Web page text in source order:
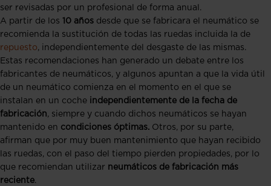
ser revisadas por un profesional de forma anual.
A partir de los 10 años desde que se fabricara el neumático se
recomienda la sustitución de todas las ruedas incluida la de
repuesto, independientemente del desgaste de las mismas.
Estas recomendaciones han generado un debate entre los
fabricantes de neumáticos, y algunos apuntan a que la vida útil
de un neumático comienza en el momento en el que se
instalan en un coche independientemente de la fecha de
fabricación, siempre y cuando dichos neumáticos se hayan
mantenido en condiciones óptimas. Otros, por su parte,
afirman que por muy buen mantenimiento que hayan recibido
las ruedas, con el paso del tiempo pierden propiedades, por lo
que recomiendan utilizar neumáticos de fabricación más
reciente.